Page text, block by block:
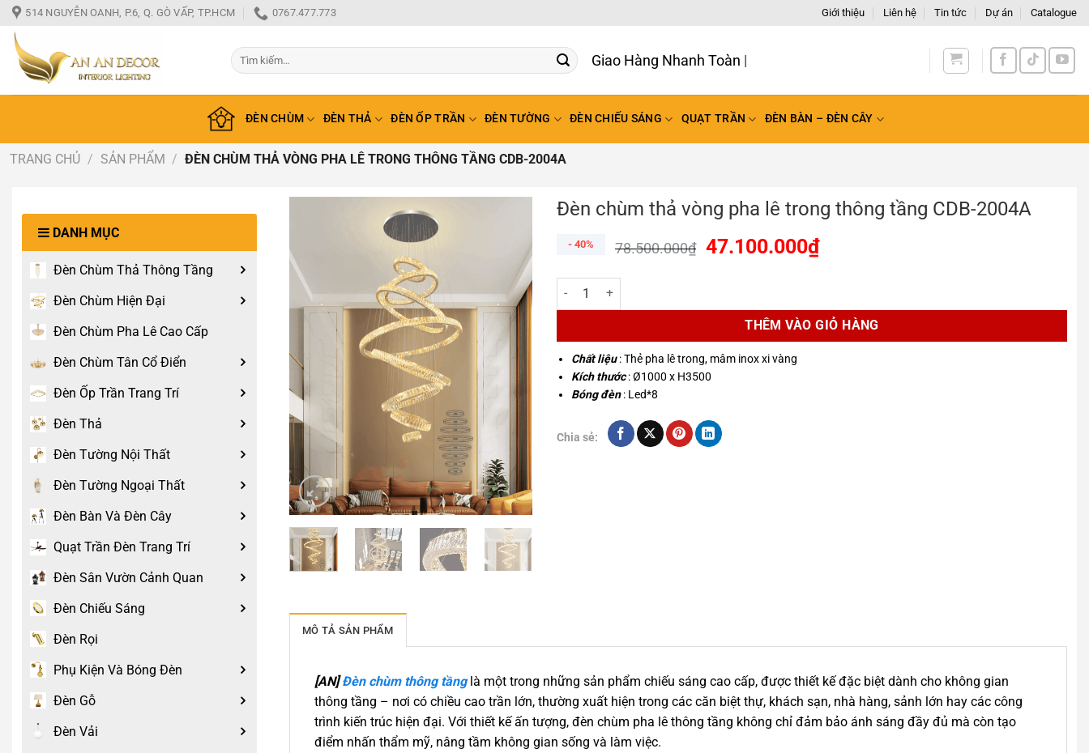
Bỏ
qua
nội
dung
514 NGUYỄN OANH, P.6, Q. GÒ VẤP, TP.HCM 0767.477.773 Giới thiệu Liên hệ Tin tức Dự án Catalogue
Tìm
kiếm:
Giao Hàng Nhanh Toàn Quốc
ĐÈN CHÙM ĐÈN THẢ ĐÈN ỐP TRẦN ĐÈN TƯỜNG ĐÈN CHIẾU SÁNG QUẠT TRẦN ĐÈN BÀN – ĐÈN CÂY
TRANG CHỦ / SẢN PHẨM / ĐÈN CHÙM THẢ VÒNG PHA LÊ TRONG THÔNG TẦNG CDB-2004A
DANH MỤC
Đèn Chùm Thả Thông Tầng
Đèn Chùm Hiện Đại
Đèn Chùm Pha Lê Cao Cấp
Đèn Chùm Tân Cổ Điển
Đèn Ốp Trần Trang Trí
Đèn Thả
Đèn Tường Nội Thất
Đèn Tường Ngoại Thất
Đèn Bàn Và Đèn Cây
Quạt Trần Đèn Trang Trí
Đèn Sân Vườn Cảnh Quan
Đèn Chiếu Sáng
Đèn Rọi
Phụ Kiện Và Bóng Đèn
Đèn Gỗ
Đèn Vải
Đèn chùm thả vòng pha lê trong thông tầng CDB-2004A
- 40% 78.500.000₫ 47.100.000₫
Đèn chùm thả vòng pha lê trong thông tầng CDB-2004A số lượng
THÊM VÀO GIỎ HÀNG
Chất liệu: Thẻ pha lê trong, mâm inox xi vàng
Kích thước: Ø1000 x H3500
Bóng đèn: Led*8
Chia sẻ:
MÔ TẢ SẢN PHẨM
[AN]Đèn chùm thông tầnglà một trong những sản phẩm chiếu sáng cao cấp, được thiết kế đặc biệt dành cho không gian
thông tầng – nơi có chiều cao trần lớn, thường xuất hiện trong các căn biệt thự, khách sạn, nhà hàng, sảnh lớn hay các công
trình kiến trúc hiện đại. Với thiết kế ấn tượng, đèn chùm pha lê thông tầng không chỉ đảm bảo ánh sáng đầy đủ mà còn tạo
điểm nhấn thẩm mỹ, nâng tầm không gian sống và làm việc.